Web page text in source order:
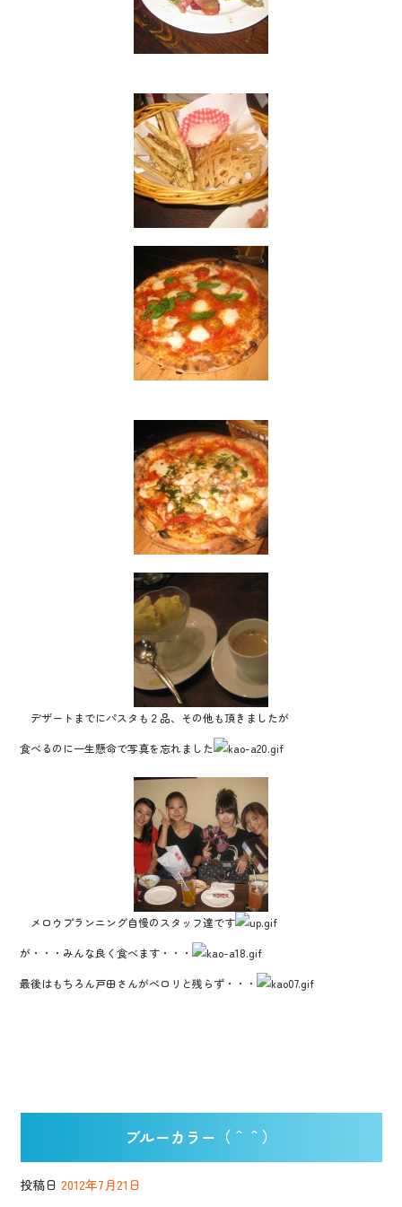
デザートまでにパスタも２品、その他も頂きましたが
食べるのに一生懸命で写真を忘れました
メロウプランニング自慢のスタッフ達です
が・・・みんな良く食べます・・・
最後はもちろん戸田さんがぺロリと残らず・・・
ブルーカラー（＾＾）
投稿日 2012年7月21日